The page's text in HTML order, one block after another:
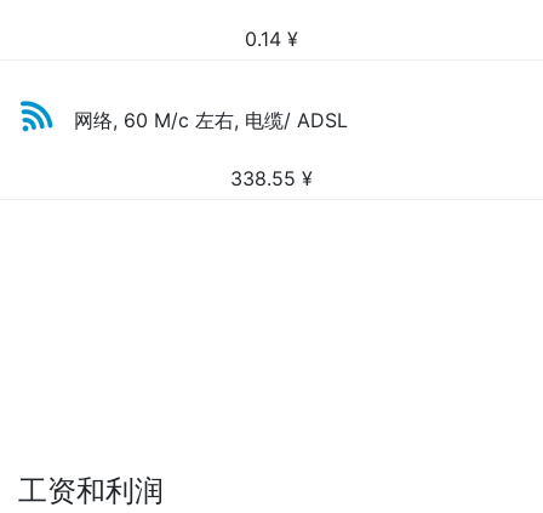
0.14 ¥
网络, 60 M/c 左右, 电缆/ ADSL
338.55 ¥
工资和利润